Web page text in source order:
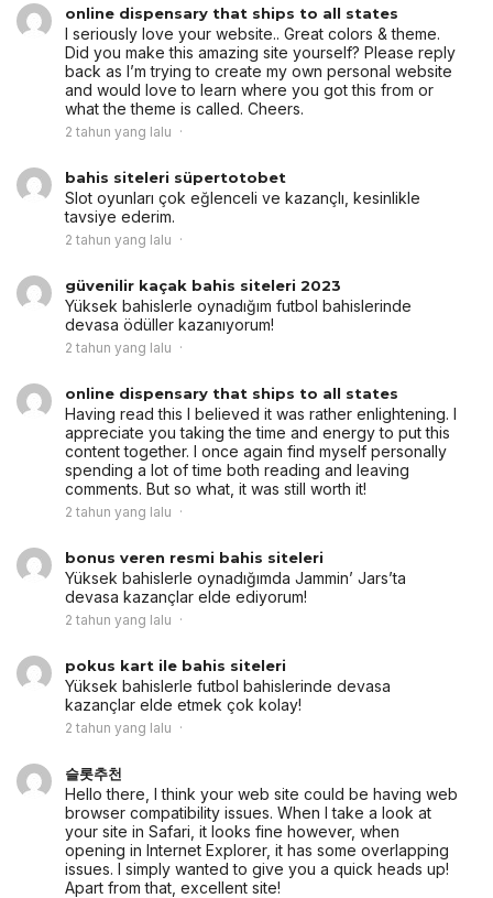
online dispensary that ships to all states
I seriously love your website.. Great colors & theme.
Did you make this amazing site yourself? Please reply
back as I’m trying to create my own personal website
and would love to learn where you got this from or
what the theme is called. Cheers.
2 tahun yang lalu
bahis siteleri süpertotobet
Slot oyunları çok eğlenceli ve kazançlı, kesinlikle
tavsiye ederim.
2 tahun yang lalu
güvenilir kaçak bahis siteleri 2023
Yüksek bahislerle oynadığım futbol bahislerinde
devasa ödüller kazanıyorum!
2 tahun yang lalu
online dispensary that ships to all states
Having read this I believed it was rather enlightening. I
appreciate you taking the time and energy to put this
content together. I once again find myself personally
spending a lot of time both reading and leaving
comments. But so what, it was still worth it!
2 tahun yang lalu
bonus veren resmi bahis siteleri
Yüksek bahislerle oynadığımda Jammin’ Jars’ta
devasa kazançlar elde ediyorum!
2 tahun yang lalu
pokus kart ile bahis siteleri
Yüksek bahislerle futbol bahislerinde devasa
kazançlar elde etmek çok kolay!
2 tahun yang lalu
슬롯추천
Hello there, I think your web site could be having web
browser compatibility issues. When I take a look at
your site in Safari, it looks fine however, when
opening in Internet Explorer, it has some overlapping
issues. I simply wanted to give you a quick heads up!
Apart from that, excellent site!